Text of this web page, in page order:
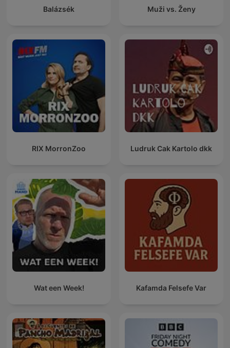
Balázsék Muži vs. Ženy
RIX MorronZoo Ludruk Cak Kartolo dkk
Wat een Week! Kafamda Felsefe Var